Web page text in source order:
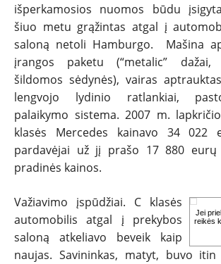
išperkamosios nuomos būdu
šiuo metu grąžintas atgal į
saloną netoli Hamburgo. Mašina
įrangos paketu (“metalic” dažai,
šildomos sėdynės), vairas
lengvojo lydinio ratlankiai,
palaikymo sistema. 2007 m.
klasės Mercedes kainavo 34 022
pardavėjai už jį prašo 17 880
pradinės kainos.
Jei
reikės
Važiavimo įspūdžiai. C klasės
automobilis atgal į prekybos
saloną atkeliavo beveik kaip
naujas. Savininkas, matyt, buvo